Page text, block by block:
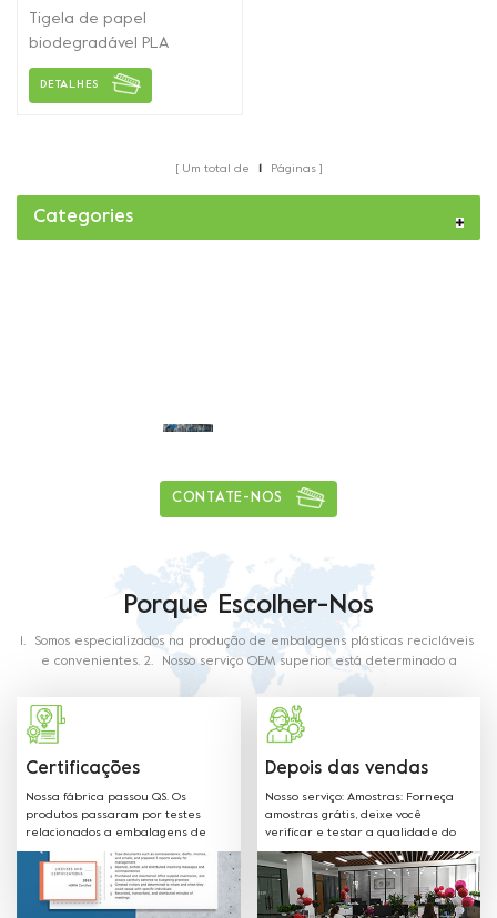
embora recipientes de
alimentos
Tigela de papel
biodegradável PLA
ecologicamente correta
com tampas. Alta
DETALHES
Um total de Páginas
Categories
CONTATE-NOS
Porque Escolher-Nos
1. Somos especializados na produção de embalagens plásticas recicláveis ​​
e convenientes. 2. Nosso serviço OEM superior está determinado a
surpreender você. 3. Com vasta experiência nesta indústria, nossa
equipe irá satisfazer qualquer um dos seus requisitos. 4. Nossos produtos
são feitos de plástico de qualidade alimentar. O material utilizado e os
métodos de produção com requisitos de contato com alimentos conforme
descrito nos regulamentos e diretrizes abaixo.
Certificações
Nossa fábrica passou QS. Os
produtos passaram por testes
relacionados a embalagens de
alimentos e obteve sgs fda, ​​ue, ce,
lfgb e outros certificados.
Depois das vendas
Nosso serviço: Amostras: Forneça
amostras grátis, deixe você
verificar e testar a qualidade do
produto. Várias formas, cores,
materiais e quaisquer tamanhos
podem ser personalizados de
acordo com a solicitação do cliente.